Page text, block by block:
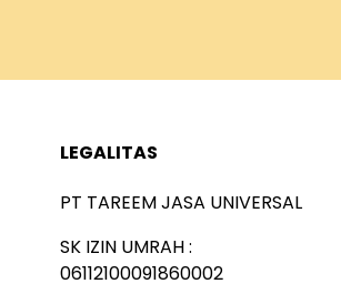
LEGALITAS
PT TAREEM JASA UNIVERSAL
SK IZIN UMRAH :
06112100091860002